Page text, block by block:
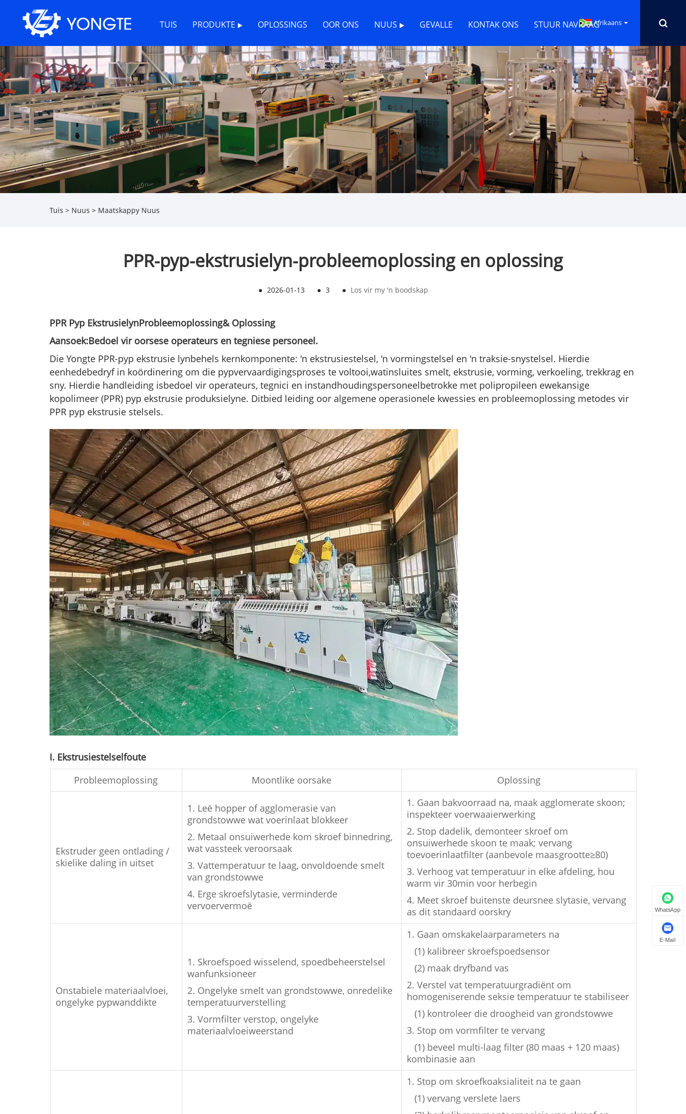
TUIS PRODUKTE OPLOSSINGS OOR ONS NUUS GEVALLE KONTAK ONS STUUR NAVRAAGAfrikaans
Tuis > Nuus > Maatskappy Nuus
PPR-pyp-ekstrusielyn-probleemoplossing en oplossing
● 2026-01-13 ● 3 ● Los vir my 'n boodskap
PPR Pyp EkstrusielynProbleemoplossing& Oplossing
Aansoek:Bedoel viroorsese operateurs en tegniese personeel.
Die Yongte PPR-pyp ekstrusie lynbehels kernkomponente: 'n ekstrusiestelsel, 'n vormingstelsel en 'n traksie-snystelsel. Hierdie
eenhedebedryfin koördinering om die pypvervaardigingsproses te voltooi,watinsluites smelt, ekstrusie, vorming, verkoeling, trekkrag en
sny. Hierdie handleiding isbedoel vir operateurs, tegnici en instandhoudingspersoneelbetrokke met polipropileen ewekansige
kopolimeer (PPR) pyp ekstrusie produksielyne. Ditbied leiding oor algemene operasionele kwessies en probleemoplossing metodes vir
PPR pyp ekstrusie stelsels.
I. Ekstrusiestelselfoute
Probleemoplossing
Moontlike oorsake Oplossing
Ekstruder geen ontlading /
skielike daling in uitset
1. Leë hopper of agglomerasie van
grondstowwe wat voerinlaat blokkeer
2. Metaal onsuiwerhede kom skroef binnedring,
wat vassteek veroorsaak
3. Vattemperatuur te laag, onvoldoende smelt
van grondstowwe
4. Erge skroefslytasie, verminderde
vervoervermoë
1. Gaan bakvoorraad na, maak agglomerate skoon;
inspekteer voerwaaierwerking
2. Stop dadelik, demonteer skroef om
onsuiwerhede skoon te maak; vervang
toevoerinlaatfilter (aanbevole maasgrootte≥80)
3. Verhoog vat temperatuur in elke afdeling, hou
warm vir 30min voor herbegin
4. Meet skroef buitenste deursnee slytasie, vervang
as dit standaard oorskry
Onstabiele materiaalvloei,
ongelyke pypwanddikte
1. Skroefspoed wisselend, spoedbeheerstelsel
wanfunksioneer
2. Ongelyke smelt van grondstowwe, onredelike
temperatuurverstelling
3. Vormfilter verstop, ongelyke
materiaalvloeiweerstand
1. Gaan omskakelaarparameters na
(1) kalibreer skroefspoedsensor
(2) maak dryfband vas
2. Verstel vat temperatuurgradiënt om
homogeniserende seksie temperatuur te stabiliseer
(1) kontroleer die droogheid van grondstowwe
3. Stop om vormfilter te vervang
(1) beveel multi-laag filter (80 maas + 120 maas)
kombinasie aan
1. Stop om skroefkoaksialiteit na te gaan
(1) vervang verslete laers
WhatsApp
E-Mail